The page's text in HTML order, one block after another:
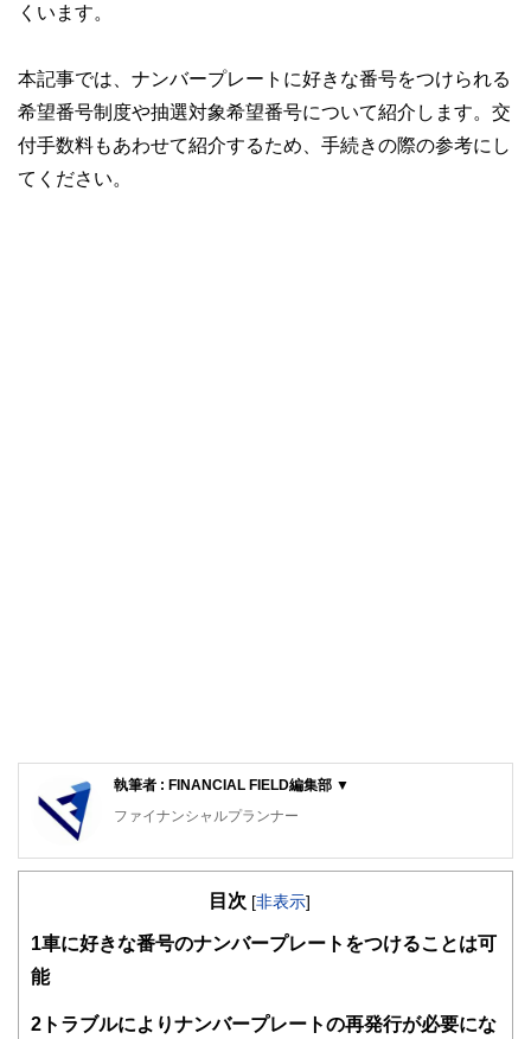
くいます。
本記事では、ナンバープレートに好きな番号をつけられる
希望番号制度や抽選対象希望番号について紹介します。交
付手数料もあわせて紹介するため、手続きの際の参考にし
てください。
執筆者 : FINANCIAL FIELD編集部 ▼
ファイナンシャルプランナー
FinancialField編集部は、金融、経済に関する記事を、日々
知識がない方でも理解できるようわかりやすく発信していま
関わることで、読者目線のコンテンツを追求しています。
目次 [非表示]
1 車に好きな番号のナンバープレートをつけることは可
能
2 トラブルによりナンバープレートの再発行が必要にな